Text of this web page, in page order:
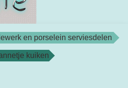
en porselein serviesdelen
kuiken